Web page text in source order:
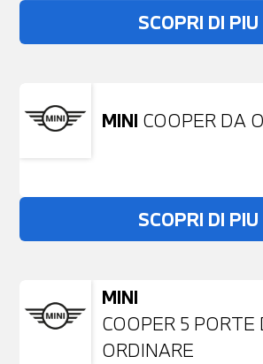
SCOPRI DI PIU
MINI COOPER DA
SCOPRI DI PIU
MINI
COOPER 5 PORTE
ORDINARE